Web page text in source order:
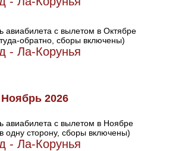
авиабилета с вылетом в Октябре
обратно, сборы включены)
- Ла-Корунья
2026
авиабилета с вылетом в Ноябре
одну сторону, сборы включены)
- Ла-Корунья